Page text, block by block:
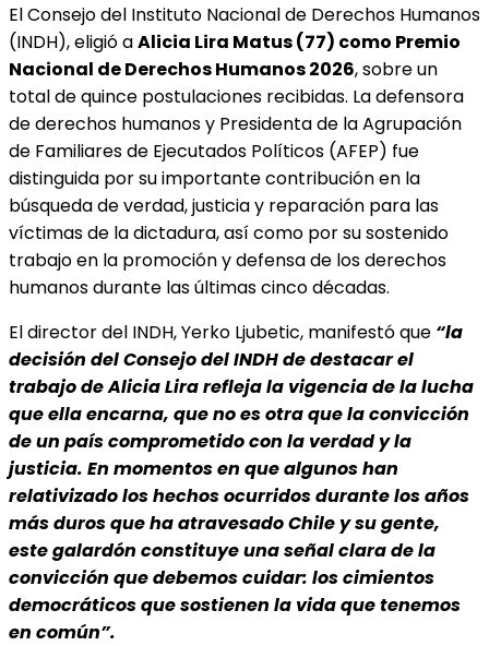
El Consejo del Instituto Nacional de Derechos Humanos
(INDH), eligió aAlicia Lira Matus (77) como Premio
Nacional de Derechos Humanos 2026, sobre un
total de quince postulaciones recibidas. La defensora
de derechos humanos y Presidenta de la Agrupación
de Familiares de Ejecutados Políticos (AFEP) fue
distinguida por su importante contribución en la
búsqueda de verdad, justicia y reparación para las
víctimas de la dictadura, así como por su sostenido
trabajo en la promoción y defensa de los derechos
humanos durante las últimas cinco décadas.
El director del INDH, Yerko Ljubetic, manifestó que “la
decisión del Consejo del INDH de destacar el
trabajo de Alicia Lira refleja la vigencia de la lucha
que ella encarna, que no es otra que la convicción
de un país comprometido con la verdad y la
justicia. En momentos en que algunos han
relativizado los hechos ocurridos durante los años
más duros que ha atravesado Chile y su gente,
este galardón constituye una señal clara de la
convicción que debemos cuidar: los cimientos
democráticos que sostienen la vida que tenemos
en común”.